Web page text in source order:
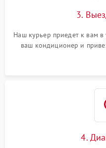
3.
Наш курьер приедет к вам
ваш кондиционер и
4.